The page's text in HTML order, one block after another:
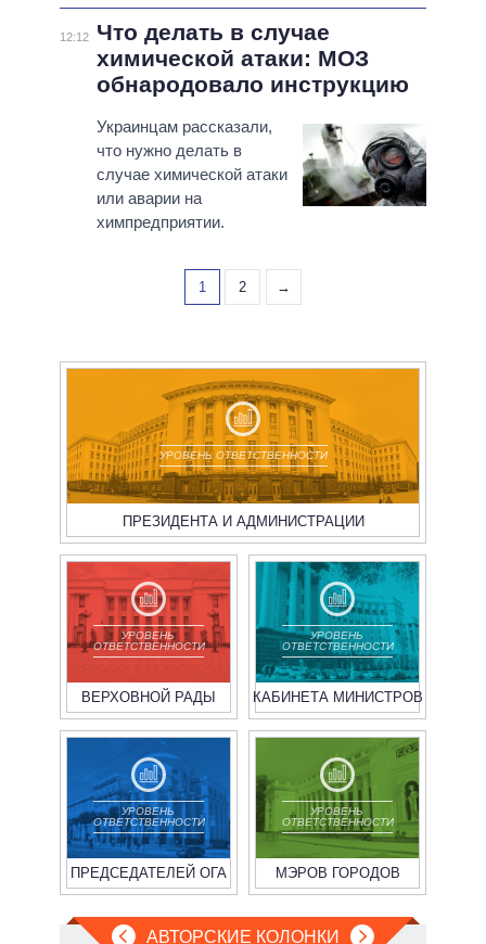
12:12
Что делать в случае
химической атаки: МОЗ
обнародовало инструкцию
Украинцам рассказали,
что нужно делать в
случае химической атаки
или аварии на
химпредприятии.
1 2 →
УРОВЕНЬ ОТВЕТСТВЕННОСТИ
ПРЕЗИДЕНТА И АДМИНИСТРАЦИИ
УРОВЕНЬ
ОТВЕТСТВЕННОСТИ
ВЕРХОВНОЙ РАДЫ
УРОВЕНЬ
ОТВЕТСТВЕННОСТИ
КАБИНЕТА МИНИСТРОВ
УРОВЕНЬ
ОТВЕТСТВЕННОСТИ
ПРЕДСЕДАТЕЛЕЙ ОГА
УРОВЕНЬ
ОТВЕТСТВЕННОСТИ
МЭРОВ ГОРОДОВ
АВТОРСКИЕ КОЛОНКИ